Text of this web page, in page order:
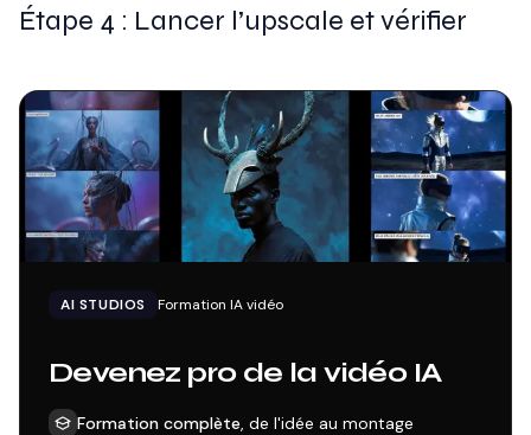
Étape 4 : Lancer l’upscale et vérifier
AI STUDIOS Formation IA vidéo
Devenez pro de la vidéo IA
Formation complète, de l'idée au montage